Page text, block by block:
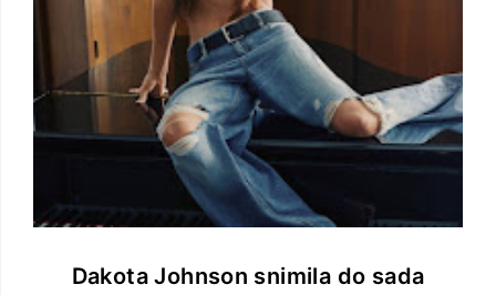
Dakota Johnson snimila do sada